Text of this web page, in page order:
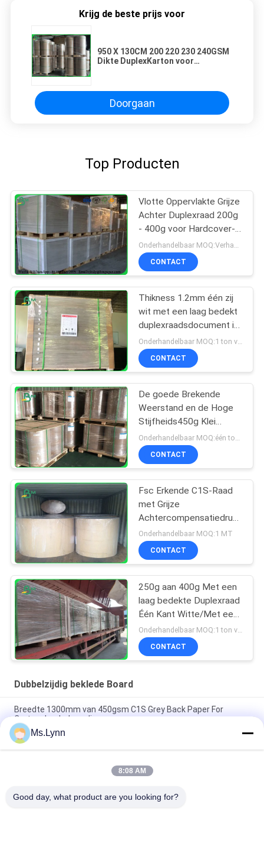
Krijg de beste prijs voor
950 X 130CM 200 220 230 240GSM
Dikte DuplexKarton voor
Doorgaan
Top Producten
Vlotte Oppervlakte Grijze
Achter Duplexraad 200g
- 400g voor Hardcover-
Boekdekking
Onderhandelbaar MOQ:Verhandelbaar
CONTACT
Thikness 1.2mm één zij
wit met een laag bedekt
duplexraadsdocument in
bladen
CONTACT
De goede Brekende
Weerstand en de Hoge
Stijfheids450g Klei
bedekten
Duplexdocument in
Broodje met een laag
CONTACT
Fsc Erkende C1S-Raad
met Grijze
Achtercompensatiedruk
in Jumbobroodjes
1160mm
Onderhandelbaar MOQ:1 MT
CONTACT
250g aan 400g Met een
laag bedekte Duplexraad
Één Kant Witte/Met een
laag bedekte 1300mm
voor Koerierszakken
Onderhandelbaar MOQ:1 ton voor standaardgrootte
CONTACT
Dubbelzijdig beklede Board
Breedte 1300mm van 450gsm C1S Grey Back Paper For
Carton Jumbobroodje
bedekte de Hoge het Vouwen van 250g 325g Weerstand
Duplexraad met Achtergrey free sample met een laag
140 g 170 g Afdrukbaar, bedekt met een witte bovenkant, voor
Ms.Lynn
8:08 AM
Good day, what product are you looking for?